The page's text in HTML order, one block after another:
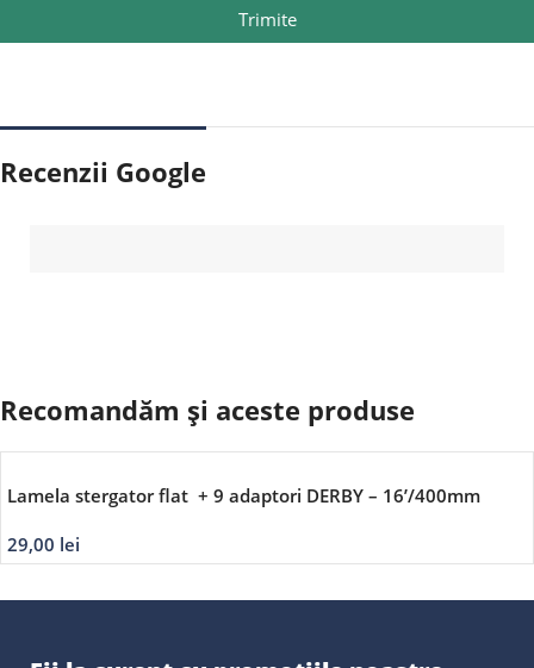
Trimite
Recenzii Google
Recomandăm și aceste produse
Lamela stergator flat + 9 adaptori DERBY – 16’/400mm
29,00 lei